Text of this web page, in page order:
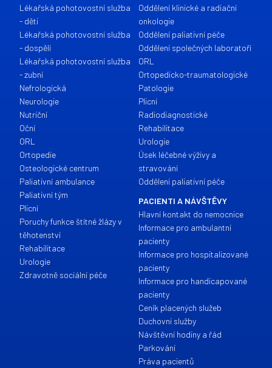
Lékařská pohotovostní služba
- děti
Lékařská pohotovostní služba
- dospělí
Lékařská pohotovostní služba
- zubní
Nefrologická
Neurologie
Nutriční
Oční
ORL
Ortopedie
Osteologické centrum
Paliativní ambulance
Paliativní tým
Plicní
Poruchy funkce štítné žlázy v
těhotenství
Rehabilitace
Urologie
Zdravotně sociální péče
Oddělení klinické a radiační
onkologie
Oddělení paliativní péče
Oddělení společných laboratoří
ORL
Ortopedicko-traumatologické
Patologie
Plicní
Radiodiagnostické
Rehabilitace
Urologie
Úsek léčebné výživy a
stravování
Oddělení paliativní péče
PACIENTI A NÁVŠTĚVY
Hlavní kontakt do nemocnice
Informace pro ambulantní
pacienty
Informace pro hospitalizované
pacienty
Informace pro handicapované
pacienty
Ceník placených služeb
Duchovní služby
Návštěvní hodiny a řád
Parkování
Práva pacientů